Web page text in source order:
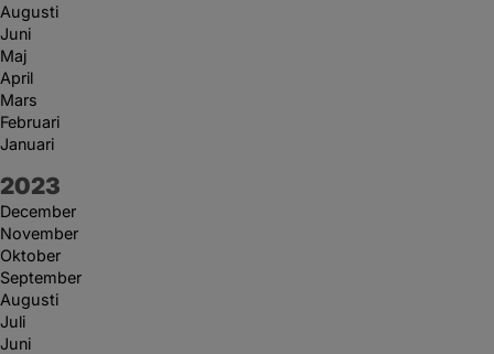
Augusti
Juni
Maj
April
Mars
Februari
Januari
År:
2023
December
November
Oktober
September
Augusti
Juli
Juni